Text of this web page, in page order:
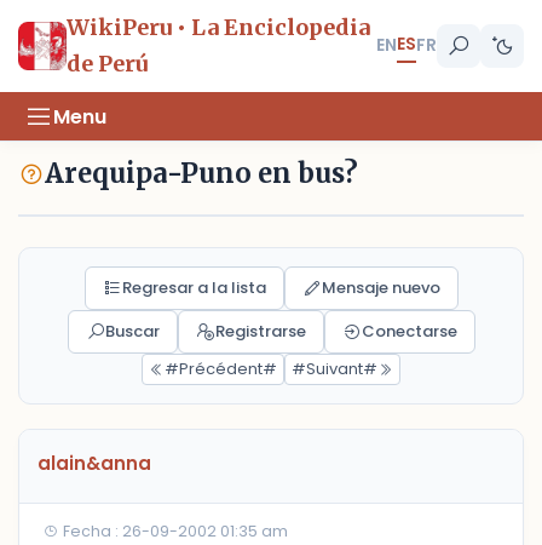
WikiPeru • La Enciclopedia
de Perú
ENESFR
Menu
Arequipa-Puno en bus?
Regresar a la lista
Mensaje nuevo
Buscar
Registrarse
Conectarse
#Précédent#
#Suivant#
alain&anna
Fecha : 26-09-2002 01:35 am